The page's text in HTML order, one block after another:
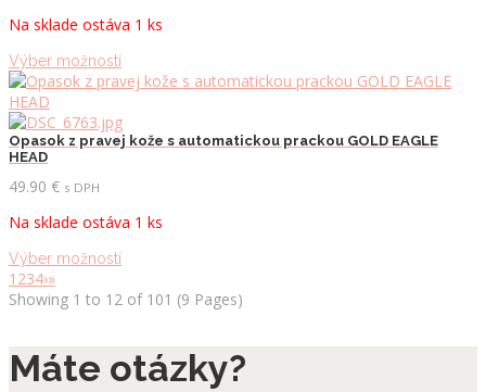
Na sklade ostáva 1 ks
Výber možnostíTento
produkt
viacero
variantov.
vybrať
stránke
Opasok z pravej kože s automatickou prackou GOLD EAGLE
HEAD
49.90 € s DPH
Na sklade ostáva 1 ks
Výber možnostíTento
má
Možnosti
si
1 234›»
Showing 1 to 12 of 101 (9 Pages)
Máte otázky?